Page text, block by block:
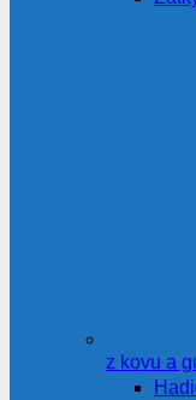
z kovu a